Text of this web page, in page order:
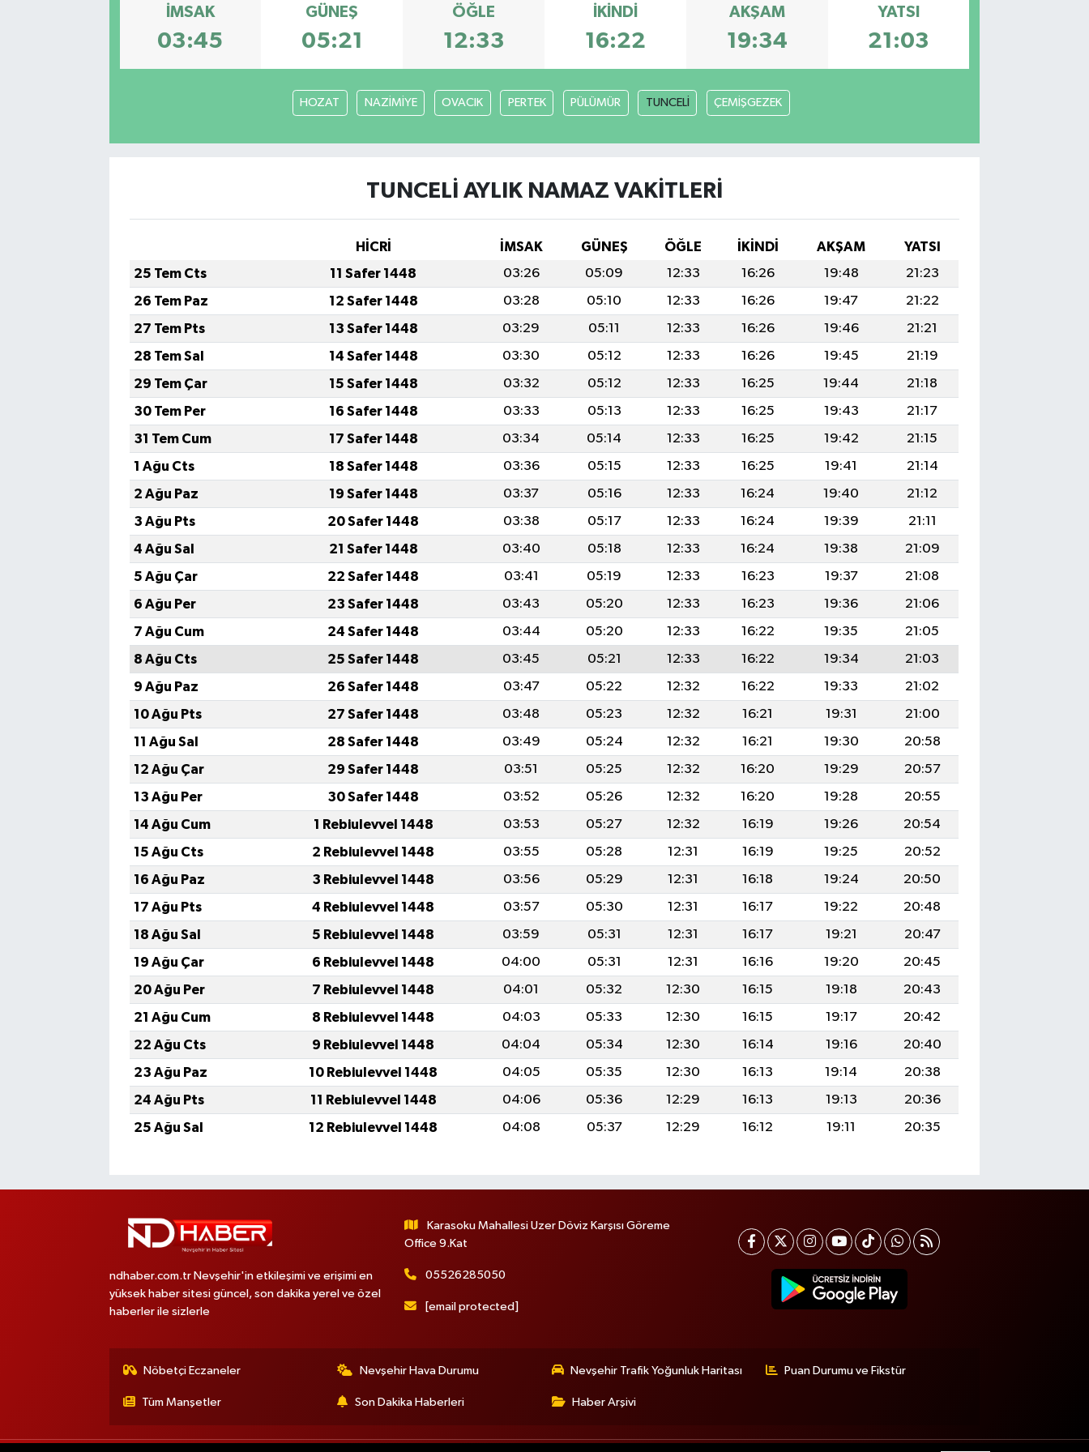
İMSAK
03:45
GÜNEŞ
05:21
ÖĞLE
12:33
İKINDI
16:22
AKŞAM
19:34
YATSI
21:03
HOZAT NAZİMİYE OVACIK PERTEK PÜLÜMÜR TUNCELİ ÇEMİŞGEZEK
TUNCELİ AYLIK NAMAZ VAKITLERI
HİCRİ İMSAK GÜNEŞ ÖĞLE İKINDI AKŞAM
YATSI
25 Tem Cts
11 Safer 1448 03:26 05:09 12:33 16:26 19:48
21:23
26 Tem Paz
12 Safer 1448 03:28 05:10 12:33 16:26 19:47
21:22
27 Tem Pts
13 Safer 1448 03:29 05:11 12:33 16:26 19:46
21:21
28 Tem Sal
14 Safer 1448 03:30 05:12 12:33 16:26 19:45
21:19
29 Tem Çar
15 Safer 1448 03:32 05:12 12:33 16:25 19:44
21:18
30 Tem Per
16 Safer 1448 03:33 05:13 12:33 16:25 19:43
21:17
31 Tem Cum
17 Safer 1448 03:34 05:14 12:33 16:25 19:42
21:15
1 Ağu Cts
18 Safer 1448 03:36 05:15 12:33 16:25 19:41
21:14
2 Ağu Paz
19 Safer 1448 03:37 05:16 12:33 16:24 19:40
21:12
3 Ağu Pts
20 Safer 1448 03:38 05:17 12:33 16:24 19:39
21:11
4 Ağu Sal
21 Safer 1448 03:40 05:18 12:33 16:24 19:38
21:09
5 Ağu Çar
22 Safer 1448 03:41 05:19 12:33 16:23 19:37
21:08
6 Ağu Per
23 Safer 1448 03:43 05:20 12:33 16:23 19:36
21:06
7 Ağu Cum
24 Safer 1448 03:44 05:20 12:33 16:22 19:35
21:05
8 Ağu Cts
25 Safer 1448 03:45 05:21 12:33 16:22 19:34
21:03
9 Ağu Paz
26 Safer 1448 03:47 05:22 12:32 16:22 19:33
21:02
10 Ağu Pts
27 Safer 1448 03:48 05:23 12:32 16:21 19:31
21:00
11 Ağu Sal
28 Safer 1448 03:49 05:24 12:32 16:21 19:30
20:58
12 Ağu Çar
29 Safer 1448 03:51 05:25 12:32 16:20 19:29
20:57
13 Ağu Per
30 Safer 1448 03:52 05:26 12:32 16:20 19:28
20:55
14 Ağu Cum
1 Rebiulevvel 1448 03:53 05:27 12:32 16:19 19:26
20:54
15 Ağu Cts
2 Rebiulevvel 1448 03:55 05:28 12:31 16:19 19:25
20:52
16 Ağu Paz
3 Rebiulevvel 1448 03:56 05:29 12:31 16:18 19:24
20:50
17 Ağu Pts
4 Rebiulevvel 1448 03:57 05:30 12:31 16:17 19:22
20:48
18 Ağu Sal
5 Rebiulevvel 1448 03:59 05:31 12:31 16:17 19:21
20:47
19 Ağu Çar
6 Rebiulevvel 1448 04:00 05:31 12:31 16:16 19:20
20:45
20 Ağu Per
7 Rebiulevvel 1448 04:01 05:32 12:30 16:15 19:18
20:43
21 Ağu Cum
8 Rebiulevvel 1448 04:03 05:33 12:30 16:15 19:17
20:42
22 Ağu Cts
9 Rebiulevvel 1448 04:04 05:34 12:30 16:14 19:16
20:40
23 Ağu Paz
10 Rebiulevvel 1448 04:05 05:35 12:30 16:13 19:14
20:38
24 Ağu Pts
11 Rebiulevvel 1448 04:06 05:36 12:29 16:13 19:13
20:36
25 Ağu Sal
12 Rebiulevvel 1448 04:08 05:37 12:29 16:12 19:11 20:35
ndhaber.com.tr Nevşehir'in etkileşimi ve erişimi en
yüksek haber sitesi güncel, son dakika yerel ve özel
haberler ile sizlerle
Karasoku Mahallesi Uzer Döviz Karşısı Göreme
Office 9.Kat
05526285050
[email protected]
Nöbetçi Eczaneler Nevşehir Hava Durumu Nevşehir Trafik Yoğunluk Haritası Puan Durumu ve Fikstür
Tüm Manşetler Son Dakika Haberleri Haber Arşivi